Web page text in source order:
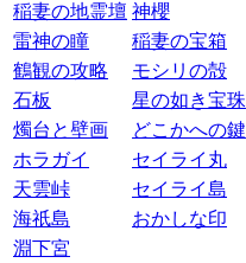
稲妻の地霊壇 神櫻
雷神の瞳
稲妻の宝箱
鶴観の攻略
モシリの殻
石板
星の如き宝珠
燭台と壁画
どこかへの鍵
ホラガイ
セイライ丸
天雲峠
セイライ島
海祇島
おかしな印
淵下宮